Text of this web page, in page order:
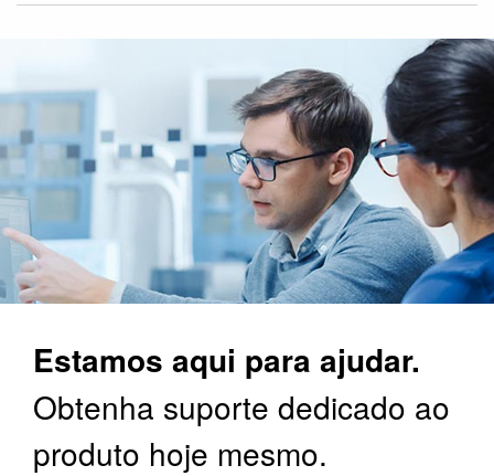
Estamos aqui para ajudar.
Obtenha suporte dedicado ao
produto hoje mesmo.